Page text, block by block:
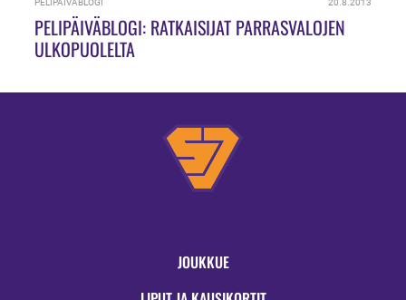
PELIPÄIVÄBLOGI 20.8.2013
PELIPÄIVÄBLOGI: RATKAISIJAT PARRASVALOJEN
ULKOPUOLELTA
JOUKKUE